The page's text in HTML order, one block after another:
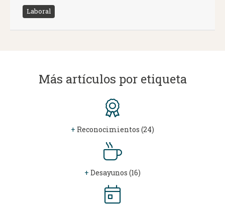
Laboral
Más artículos por etiqueta
+ Reconocimientos (24)
+ Desayunos (16)